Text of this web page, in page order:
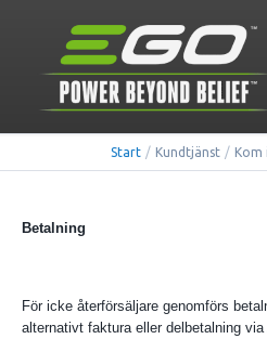
Start / Kundtjänst / Kom
Betalning
För icke återförsäljare genomförs
alternativt faktura eller delbetalning